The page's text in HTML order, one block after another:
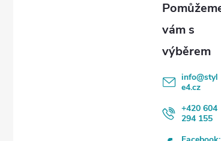
info@styl
e4.cz
+420 604
294 155